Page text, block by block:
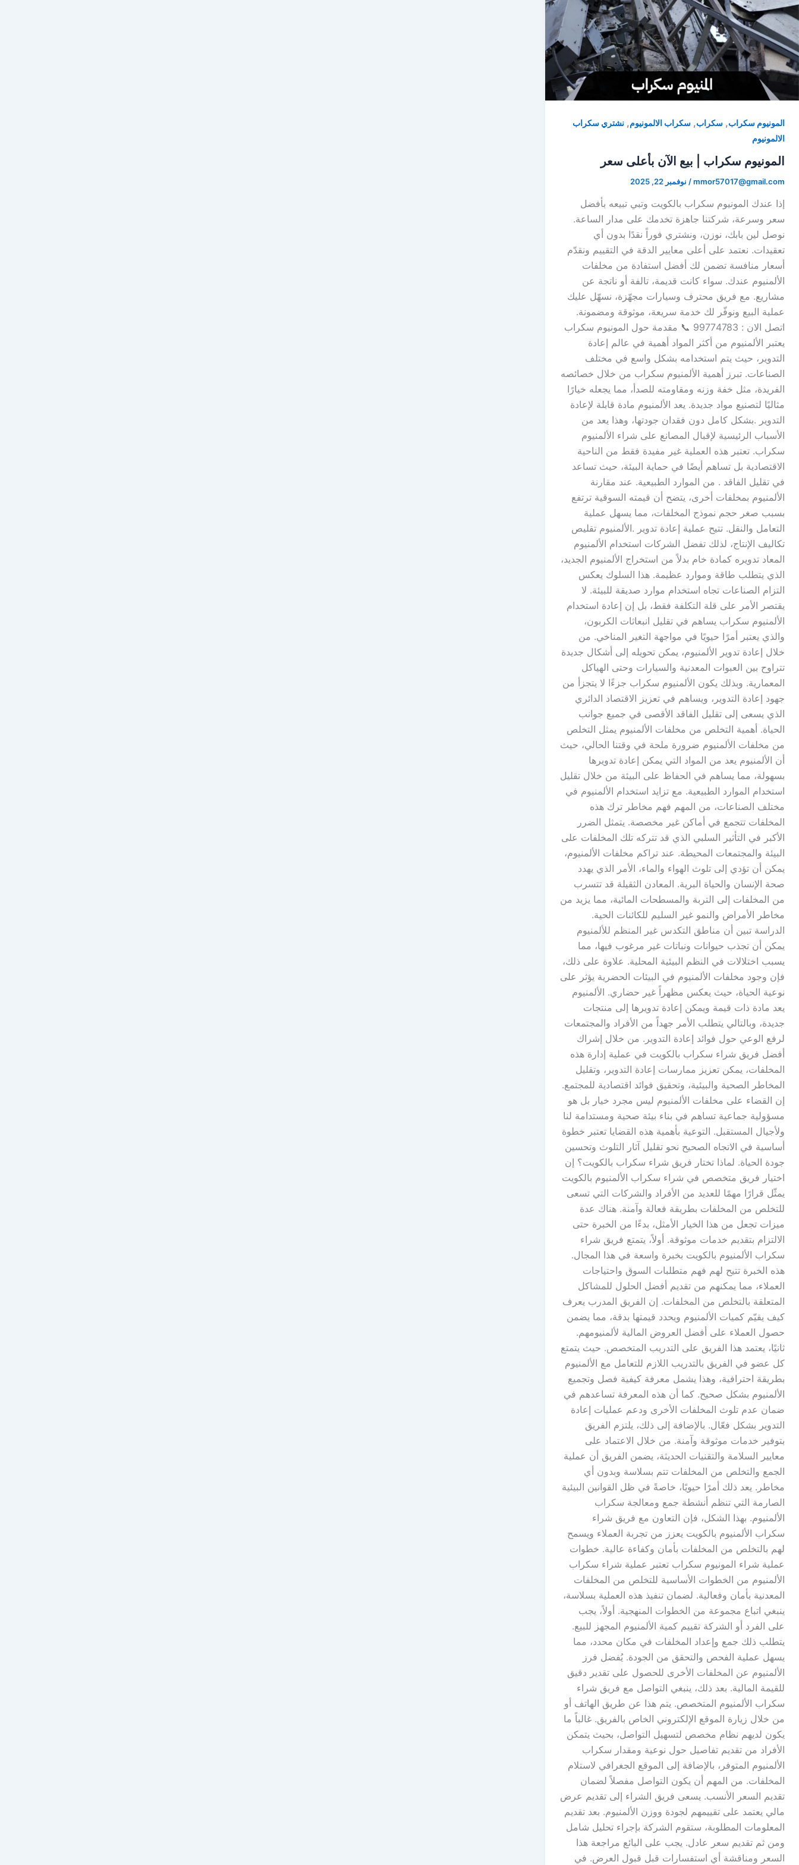
المونيوم سكراب, سكراب, سكراب الالمونيوم, نشتري سكراب
الالمونيوم
المونيوم سكراب | بيع الآن بأعلى سعر
mmor57017@gmail.com
/ نوفمبر 22, 2025
إذا عندك المونيوم سكراب بالكويت وتبي تبيعه بأفضل
سعر وسرعة، شركتنا جاهزة تخدمك على مدار الساعة.
نوصل لين بابك، نوزن، ونشتري فوراً نقدًا بدون أي
تعقيدات. نعتمد على أعلى معايير الدقة في التقييم ونقدّم
أسعار منافسة تضمن لك أفضل استفادة من مخلفات
الألمنيوم عندك. سواء كانت قديمة، تالفة أو ناتجة عن
مشاريع. مع فريق محترف وسيارات مجهّزة، نسهّل عليك
عملية البيع ونوفّر لك خدمة سريعة، موثوقة ومضمونة.
اتصل الان : 99774783 📞 مقدمة حول المونيوم سكراب
يعتبر الألمنيوم من أكثر المواد أهمية في عالم إعادة
التدوير، حيث يتم استخدامه بشكل واسع في مختلف
الصناعات. تبرز أهمية الألمنيوم سكراب من خلال خصائصه
الفريدة، مثل خفة وزنه ومقاومته للصدأ، مما يجعله خيارًا
مثاليًا لتصنيع مواد جديدة. يعد الألمنيوم مادة قابلة لإعادة
التدوير .بشكل كامل دون فقدان جودتها، وهذا يعد من
الأسباب الرئيسية لإقبال المصانع على شراء الألمنيوم
سكراب. تعتبر هذه العملية غير مفيدة فقط من الناحية
الاقتصادية بل تساهم أيضًا في حماية البيئة، حيث تساعد
في تقليل الفاقد . من الموارد الطبيعية. عند مقارنة
الألمنيوم بمخلفات أخرى، يتضح أن قيمته السوقية ترتفع
بسبب صغر حجم نموذج المخلفات، مما يسهل عملية
التعامل والنقل. تتيح عملية إعادة تدوير .الألمنيوم تقليص
تكاليف الإنتاج، لذلك تفضل الشركات استخدام الألمنيوم
المعاد تدويره كمادة خام بدلاً من استخراج الألمنيوم الجديد،
الذي يتطلب طاقة وموارد عظيمة. هذا السلوك يعكس
التزام الصناعات تجاه استخدام موارد صديقة للبيئة. لا
يقتصر الأمر على قلة التكلفة فقط، بل إن إعادة استخدام
الألمنيوم سكراب يساهم في تقليل انبعاثات الكربون،
والذي يعتبر أمرًا حيويًا في مواجهة التغير المناخي. من
خلال إعادة تدوير الألمنيوم، يمكن تحويله إلى أشكال جديدة
تتراوح بين العبوات المعدنية والسيارات وحتى الهياكل
المعمارية. وبذلك يكون الألمنيوم سكراب جزءًا لا يتجزأ من
جهود إعادة التدوير، ويساهم في تعزيز الاقتصاد الدائري
الذي يسعى إلى تقليل الفاقد الأقصى في جميع جوانب
الحياة. أهمية التخلص من مخلفات الألمنيوم يمثل التخلص
من مخلفات الألمنيوم ضرورة ملحة في وقتنا الحالي، حيث
أن الألمنيوم يعد من المواد التي يمكن إعادة تدويرها
بسهولة، مما يساهم في الحفاظ على البيئة من خلال تقليل
استخدام الموارد الطبيعية. مع تزايد استخدام الألمنيوم في
مختلف الصناعات، من المهم فهم مخاطر ترك هذه
المخلفات تتجمع في أماكن غير مخصصة. يتمثل الضرر
الأكبر في التأثير السلبي الذي قد تتركه تلك المخلفات على
البيئة والمجتمعات المحيطة. عند تراكم مخلفات الألمنيوم،
يمكن أن تؤدي إلى تلوث الهواء والماء، الأمر الذي يهدد
صحة الإنسان والحياة البرية. المعادن الثقيلة قد تتسرب
من المخلفات إلى التربة والمسطحات المائية، مما يزيد من
مخاطر الأمراض والنمو غير السليم للكائنات الحية.
الدراسة تبين أن مناطق التكدس غير المنظم للألمنيوم
يمكن أن تجذب حيوانات ونباتات غير مرغوب فيها، مما
يسبب اختلالات في النظم البيئية المحلية. علاوة على ذلك،
فإن وجود مخلفات الألمنيوم في البيئات الحضرية يؤثر على
نوعية الحياة، حيث يعكس مظهراً غير حضاري. الألمنيوم
يعد مادة ذات قيمة ويمكن إعادة تدويرها إلى منتجات
جديدة، وبالتالي يتطلب الأمر جهداً من الأفراد والمجتمعات
لرفع الوعي حول فوائد إعادة التدوير. من خلال إشراك
أفضل فريق شراء سكراب بالكويت في عملية إدارة هذه
المخلفات، يمكن تعزيز ممارسات إعادة التدوير، وتقليل
المخاطر الصحية والبيئية، وتحقيق فوائد اقتصادية للمجتمع.
إن القضاء على مخلفات الألمنيوم ليس مجرد خيار بل هو
مسؤولية جماعية تساهم في بناء بيئة صحية ومستدامة لنا
ولأجيال المستقبل. التوعية بأهمية هذه القضايا تعتبر خطوة
أساسية في الاتجاه الصحيح نحو تقليل آثار التلوث وتحسين
جودة الحياة. لماذا تختار فريق شراء سكراب بالكويت؟ إن
اختيار فريق متخصص في شراء سكراب الألمنيوم بالكويت
يمثّل قرارًا مهمًا للعديد من الأفراد والشركات التي تسعى
للتخلص من المخلفات بطريقة فعالة وآمنة. هناك عدة
ميزات تجعل من هذا الخيار الأمثل، بدءًا من الخبرة حتى
الالتزام بتقديم خدمات موثوقة. أولاً، يتمتع فريق شراء
سكراب الألمنيوم بالكويت بخبرة واسعة في هذا المجال.
هذه الخبرة تتيح لهم فهم متطلبات السوق واحتياجات
العملاء، مما يمكنهم من تقديم أفضل الحلول للمشاكل
المتعلقة بالتخلص من المخلفات. إن الفريق المدرب يعرف
كيف يقيّم كميات الألمنيوم ويحدد قيمتها بدقة، مما يضمن
حصول العملاء على أفضل العروض المالية لألمنيومهم.
ثانيًا، يعتمد هذا الفريق على التدريب المتخصص. حيث يتمتع
كل عضو في الفريق بالتدريب اللازم للتعامل مع الألمنيوم
بطريقة احترافية، وهذا يشمل معرفة كيفية فصل وتجميع
الألمنيوم بشكل صحيح. كما أن هذه المعرفة تساعدهم في
ضمان عدم تلوث المخلفات الأخرى ودعم عمليات إعادة
التدوير بشكل فعّال. بالإضافة إلى ذلك، يلتزم الفريق
بتوفير خدمات موثوقة وآمنة. من خلال الاعتماد على
معايير السلامة والتقنيات الحديثة، يضمن الفريق أن عملية
الجمع والتخلص من المخلفات تتم بسلاسة وبدون أي
مخاطر. يعد ذلك أمرًا حيويًا، خاصةً في ظل القوانين البيئية
الصارمة التي تنظم أنشطة جمع ومعالجة سكراب
الألمنيوم. بهذا الشكل، فإن التعاون مع فريق شراء
سكراب الألمنيوم بالكويت يعزز من تجربة العملاء ويسمح
لهم بالتخلص من المخلفات بأمان وكفاءة عالية. خطوات
عملية شراء المونيوم سكراب تعتبر عملية شراء سكراب
الألمنيوم من الخطوات الأساسية للتخلص من المخلفات
المعدنية بأمان وفعالية. لضمان تنفيذ هذه العملية بسلاسة،
ينبغي اتباع مجموعة من الخطوات المنهجية. أولاً، يجب
على الفرد أو الشركة تقييم كمية الألمنيوم المجهز للبيع.
يتطلب ذلك جمع وإعداد المخلفات في مكان محدد، مما
يسهل عملية الفحص والتحقق من الجودة. يُفضل فرز
الألمنيوم عن المخلفات الأخرى للحصول على تقدير دقيق
للقيمة المالية. بعد ذلك، ينبغي التواصل مع فريق شراء
سكراب الألمنيوم المتخصص. يتم هذا عن طريق الهاتف أو
من خلال زيارة الموقع الإلكتروني الخاص بالفريق. غالباً ما
يكون لديهم نظام مخصص لتسهيل التواصل، بحيث يتمكن
الأفراد من تقديم تفاصيل حول نوعية ومقدار سكراب
الألمنيوم المتوفر، بالإضافة إلى الموقع الجغرافي لاستلام
المخلفات. من المهم أن يكون التواصل مفصلاً لضمان
تقديم السعر الأنسب. يسعى فريق الشراء إلى تقديم عرض
مالي يعتمد على تقييمهم لجودة ووزن الألمنيوم. بعد تقديم
المعلومات المطلوبة، ستقوم الشركة بإجراء تحليل شامل
ومن ثم تقديم سعر عادل. يجب على البائع مراجعة هذا
السعر ومناقشة أي استفسارات قبل قبول العرض. في